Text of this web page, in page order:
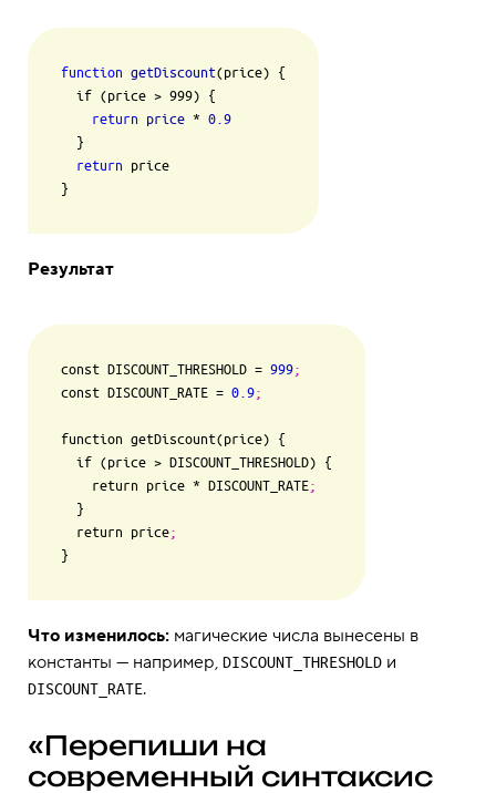
function getDiscount(price) {
return
price * 0.9
return price
}
Результат
const DISCOUNT_THRESHOLD = 999;
const DISCOUNT_RATE = 0.9;
function getDiscount(price) {
    return price * DISCOUNT_RATE
;
  return price
;
}
Что изменилось: магические числа вынесены в
константы — например, DISCOUNT_THRESHOLD и
DISCOUNT_RATE.
«Перепиши на
современный синтаксис